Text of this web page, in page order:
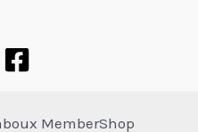
MemberShop